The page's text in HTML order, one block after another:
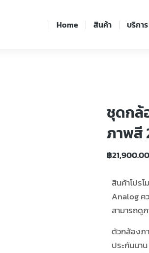
Home สินค้า บริการ
ชุดกล้
ภาพสี
฿21,900.00
สินค้าโปร
Analog ค
สามารถดู
ตัวกล้องภ
ประกันนา